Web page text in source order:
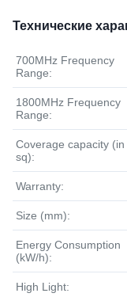
Технические
700MHz Frequency
Range:
1800MHz Frequency
Range:
Coverage capacity (in
sq):
Warranty:
Size (mm):
Energy Consumption
(kW/h):
High Light: